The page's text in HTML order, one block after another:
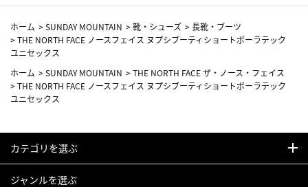
ホーム >SUNDAY MOUNTAIN >靴・シューズ >長靴・ブーツ
>THE NORTH FACE ノースフェイス ヌプシブーティショートポーラテック
ユニセックス
ホーム >SUNDAY MOUNTAIN >THE NORTH FACE ザ・ノース・フェイス
>THE NORTH FACE ノースフェイス ヌプシブーティショートポーラテック
ユニセックス
カテゴリを選ぶ
ジャンルを選ぶ